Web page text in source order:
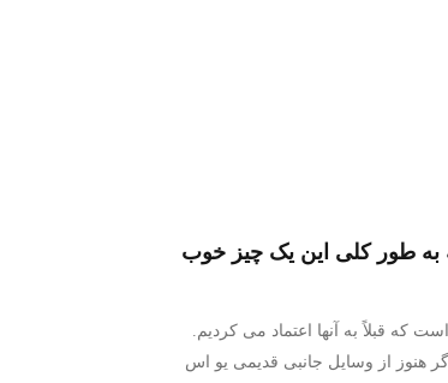
به طور کلی این یک چیز خوب
که قبلاً به آنها اعتماد می کردیم.
هنوز از وسایل جانبی قدیمی یو اس